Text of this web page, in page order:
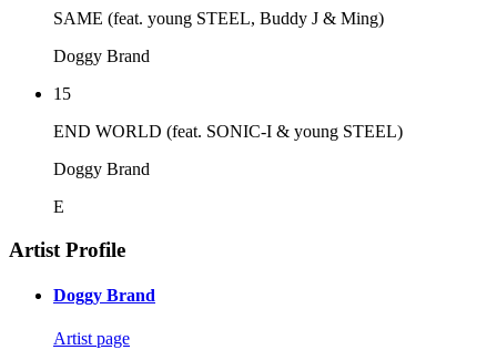
SAME (feat. young STEEL, Buddy J & Ming)
Doggy Brand
15
END WORLD (feat. SONIC-I & young STEEL)
Doggy Brand
E
Artist Profile
Doggy Brand
Artist page